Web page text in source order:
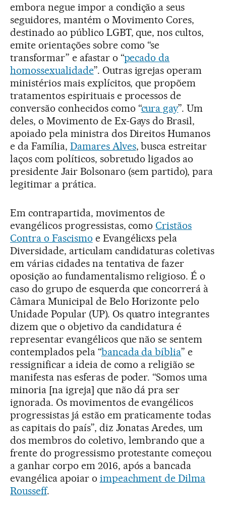
embora negue impor a condição a seus
seguidores, mantém o Movimento Cores,
destinado ao público LGBT, que, nos cultos,
emite orientações sobre como “se
transformar” e afastar o “pecado da
homossexualidade”. Outras igrejas operam
ministérios mais explícitos, que propõem
tratamentos espirituais e processos de
conversão conhecidos como “cura gay”. Um
deles, o Movimento de Ex-Gays do Brasil,
apoiado pela ministra dos Direitos Humanos
e da Família, Damares Alves, busca estreitar
laços com políticos, sobretudo ligados ao
presidente Jair Bolsonaro (sem partido), para
legitimar a prática.
Em contrapartida, movimentos de
evangélicos progressistas, comoCristãos
Contra o Fascismo e Evangélicxs pela
Diversidade, articulam candidaturas coletivas
em várias cidades na tentativa de fazer
oposição ao fundamentalismo religioso. É o
caso do grupo de esquerda que concorrerá à
Câmara Municipal de Belo Horizonte pelo
Unidade Popular (UP). Os quatro integrantes
dizem que o objetivo da candidatura é
representar evangélicos que não se sentem
contemplados pela “bancada da bíblia” e
ressignificar a ideia de como a religião se
manifesta nas esferas de poder. “Somos uma
minoria [na igreja] que não dá pra ser
ignorada. Os movimentos de evangélicos
progressistas já estão em praticamente todas
as capitais do país”, diz Jonatas Aredes, um
dos membros do coletivo, lembrando que a
frente do progressismo protestante começou
a ganhar corpo em 2016, após a bancada
evangélica apoiar o impeachment de Dilma
Rousseff.